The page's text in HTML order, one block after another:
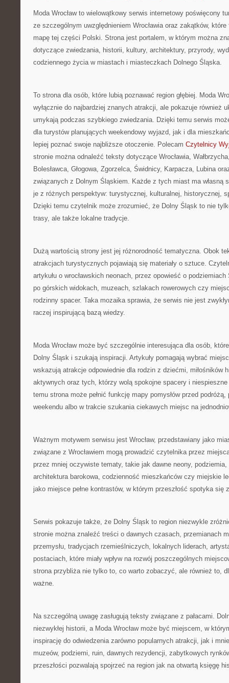
Moda Wrocław to wielowątkowy serwis internetowy poświęcony
ze szczególnym uwzględnieniem Wrocławia oraz zakątków,
mapę tej części Polski. Strona jest portalem, w którym można
dotyczące zwiedzania, historii, kultury, architektury, przyrody,
codziennego życia w miastach i miasteczkach Dolnego Śląska.
To strona dla osób, które lubią poznawać region głębiej. Moda
wyłącznie do najbardziej znanych atrakcji, ale pokazuje również
umykają podczas szybkiego zwiedzania. Dzięki temu serwis
dla turystów planujących weekendowy wyjazd, jak i dla
lepiej poznać swoje najbliższe otoczenie. Polecam Czytelnicy
stronie można odnaleźć teksty dotyczące Wrocławia,
Bolesławca, Głogowa, Zgorzelca, Świdnicy, Karpacza, Lubina
związanych z Dolnym Śląskiem. Każde z tych miast ma własną
je z różnych perspektyw: turystycznej, kulturalnej, historycznej,
Dzięki temu czytelnik może zrozumieć, że Dolny Śląsk to nie
trasy, ale także lokalne tradycje.
Dużą wartością strony jest jej różnorodność tematyczna. Obok
atrakcjach turystycznych pojawiają się materiały o sztuce.
artykułu o wrocławskich neonach, przez opowieść o
po górskich widokach, muzeach, szlakach rowerowych czy
rodzinny spacer. Taka mozaika sprawia, że serwis nie jest
raczej inspirującą bazą wiedzy.
Moda Wrocław może być szczególnie interesująca dla osób,
Dolny Śląsk i szukają inspiracji. Artykuły pomagają wybrać
wskazują atrakcje odpowiednie dla rodzin z dziećmi, miłośników
aktywnych oraz tych, którzy wolą spokojne spacery i
temu strona może pełnić funkcję mapy pomysłów przed podróżą,
weekendu albo w trakcie szukania ciekawych miejsc na
Ważnym motywem serwisu jest Wrocław, przedstawiany jako
związane z Wrocławiem mogą prowadzić czytelnika przez
przez mniej oczywiste tematy, takie jak dawne neony,
architektura barokowa, codzienność mieszkańców czy miejskie
jako miejsce pełne kontrastów, w którym przeszłość spotyka się
Serwis pokazuje także, że Dolny Śląsk to region niezwykle
stronie można znaleźć treści o dawnych czasach, przemianach
przemysłu, tradycjach rzemieślniczych, lokalnych liderach,
postaciach, które miały wpływ na rozwój poszczególnych
strona przybliża nie tylko to, co warto zobaczyć, ale również to,
ważne.
Na szczególną uwagę zasługują teksty związane z pałacami.
niezwykłej historii, a Moda Wrocław może być miejscem, w
inspirację do odwiedzenia zarówno popularnych atrakcji, jak i
muzeów, podziemi, ruin, dawnych rezydencji, zabytkowych
przeszłości pozwalają spojrzeć na region jak na otwartą księgę